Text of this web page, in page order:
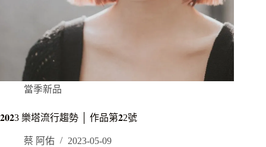
當季新品
𝟐𝟎𝟐3 樂塔流行趨勢 │ 作品第𝟐2號
蔡 阿佑 2023-05-09